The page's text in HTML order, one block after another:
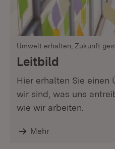
Umwelt erhalten, Zukunft
Leitbild
Hier erhalten Sie einen
wir sind, was uns
wie wir arbeiten.
Mehr